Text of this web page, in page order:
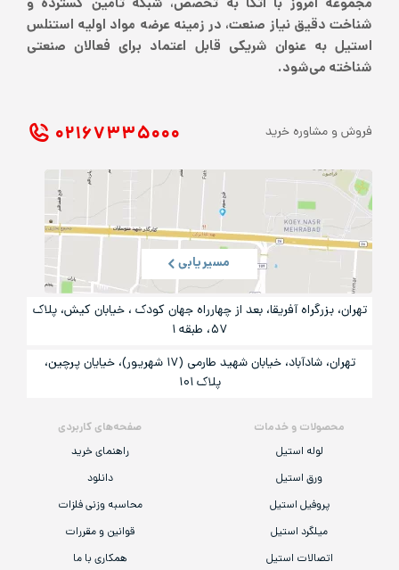
مجموعه امروز با اتکا به تخصص، شبکه تامین گسترده و
شناخت دقیق نیاز صنعت، در زمینه عرضه مواد اولیه استنلس
استیل به عنوان شریکی قابل اعتماد برای فعالان صنعتی
شناخته می‌شود.
محصولات و خدمات
لوله استیل
ورق استیل
پروفیل استیل
میلگرد استیل
اتصالات استیل
صفحه‌های کاربردی
راهنمای خرید
دانلود
محاسبه وزنی فلزات
قوانین و مقررات
همکاری با ما
فروش و مشاوره خرید ۰۲۱ ۶۷۳۳۵۰۰۰
مسیریابی
تهران، بزرگراه آفریقا، بعد از چهارراه جهان کودک ، خیابان کیش، پلاک
۵۷، طبقه ۱
تهران، شادآباد، خیابان شهید طارمی (۱۷ شهریور)، خیایان پرچین،
پلاک ۱۰۱